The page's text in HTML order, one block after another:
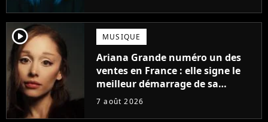
player2 MUSIQUE
Ariana Grande numéro un des
ventes en France : elle signe le
meilleur démarrage de sa
carrière avec son album Petal
7 août 2026